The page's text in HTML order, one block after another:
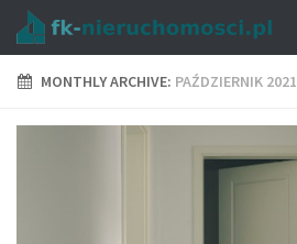
MONTHLY ARCHIVE: PAŹDZIERNIK 2021